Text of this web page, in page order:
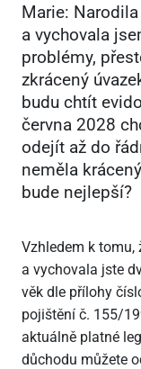
Marie:
a vychovala
problémy,
zkrácený
budu chtít
června 2028
odejít až do
neměla
bude nejlepší?
Vzhledem k tomu,
a vychovala jste
věk dle přílohy
pojištění č. 155/
aktuálně platné
důchodu můžete